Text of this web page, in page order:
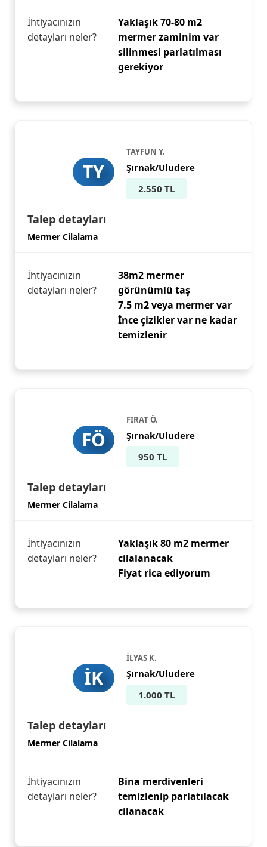
İhtiyacınızın
detayları neler?
Yaklaşık 70-80 m2
mermer zaminim var
silinmesi parlatılması
gerekiyor
TY
TAYFUN Y.
Şırnak/Uludere
2.550 TL
Talep detayları
Mermer Cilalama
İhtiyacınızın
detayları neler?
38m2 mermer
görünümlü taş
7.5 m2 veya mermer var
İnce çizikler var ne kadar
temizlenir
FÖ
FIRAT Ö.
Şırnak/Uludere
950 TL
Talep detayları
Mermer Cilalama
İhtiyacınızın
detayları neler?
Yaklaşık 80 m2 mermer
cilalanacak
Fiyat rica ediyorum
İK
İLYAS K.
Şırnak/Uludere
1.000 TL
Talep detayları
Mermer Cilalama
İhtiyacınızın
detayları neler?
Bina merdivenleri
temizlenip parlatılacak
cilanacak